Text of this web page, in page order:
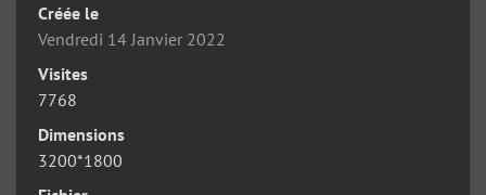
Créée le
Vendredi 14 Janvier 2022
Visites
7768
Dimensions
3200*1800